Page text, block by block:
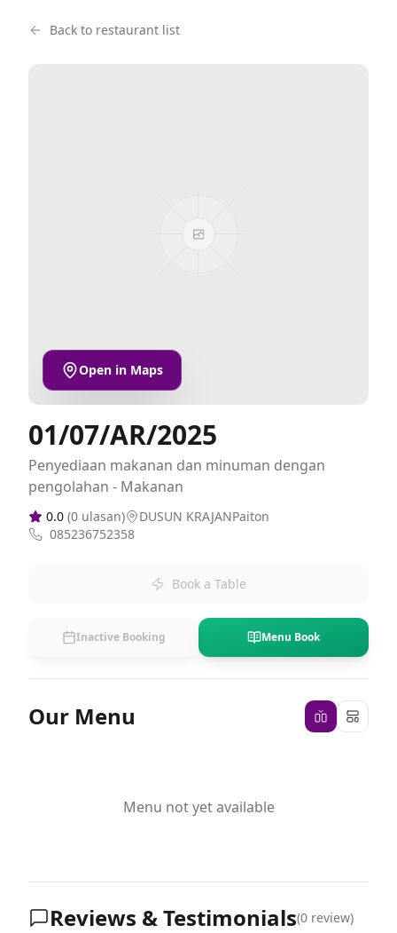
Back to restaurant list
Open in Maps
01/07/AR/2025
Penyediaan makanan dan minuman dengan
pengolahan - Makanan
0.0 (0 ulasan)
DUSUN KRAJANPaiton
085236752358
Book a Table
Inactive Booking Menu Book
Our Menu
Menu not yet available
Reviews & Testimonials(0 review)